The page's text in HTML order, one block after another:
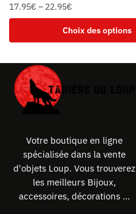
17.95€ – 22.95€
Choix des options
Votre boutique en ligne
spécialisée dans la vente
d'objets Loup. Vous trouverez
les meilleurs Bijoux,
accessoires, décorations ...